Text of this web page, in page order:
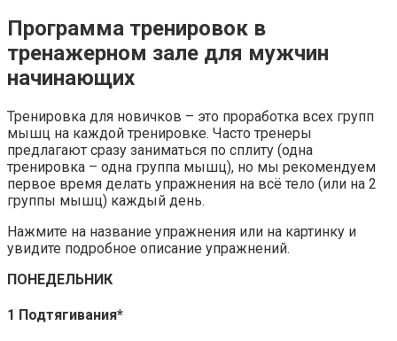
Программа тренировок в
тренажерном зале для мужчин
начинающих
Тренировка для новичков – это проработка всех групп
мышц на каждой тренировке. Часто тренеры
предлагают сразу заниматься по сплиту (одна
тренировка – одна группа мышц), но мы рекомендуем
первое время делать упражнения на всё тело (или на 2
группы мышц) каждый день.
Нажмите на название упражнения или на картинку и
увидите подробное описание упражнений.
ПОНЕДЕЛЬНИК
1 Подтягивания*